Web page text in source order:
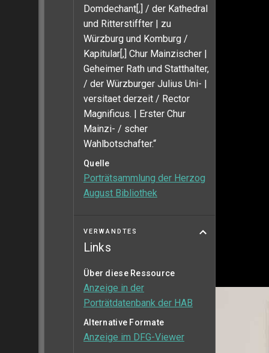
Domdechant[,] / der Kathedral
und Ritterstiffter | zu
Würzburg und Komburg /
Kapitular[,] Chur Mainzischer |
Geheimer Rath und Statthalter,
/ der Würzburger Julius Uni- |
versitaet derzeit / Rector
Magnificus. | Erster Chur
Mainzi- / scher
Wahlbotschafter.“
Quelle
Porträtsammlung der Herzog
August Bibliothek
VERWANDTES
Links
Über diese Ressource
Anzeige in der
Porträtdatenbank der HAB
Alternative Formate
Anzeige im DFG-Viewer